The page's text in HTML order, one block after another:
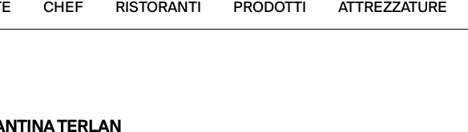
CHEF RISTORANTI PRODOTTI ATTREZZATURE